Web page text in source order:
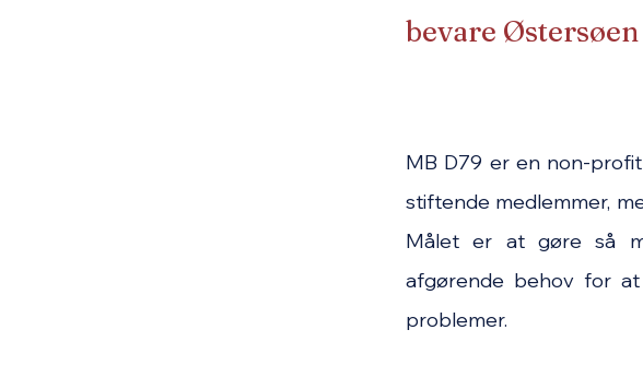
bevare Østersøen
MB D79 er en non-
stiftende medlemmer,
Målet er at gøre så
afgørende behov for
problemer.